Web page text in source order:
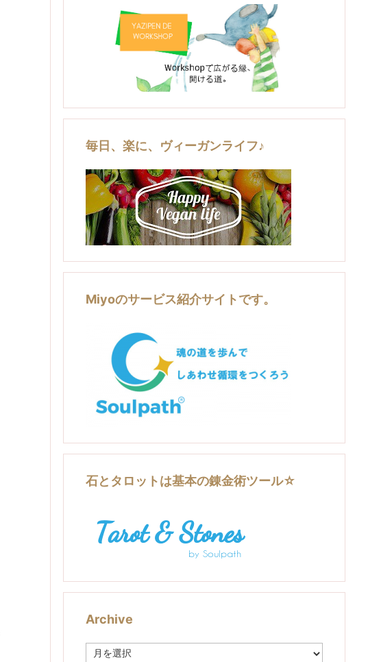
毎日、楽に、ヴィーガンライフ♪
Miyoのサービス紹介サイトです。
石とタロットは基本の錬金術ツール☆
Archive